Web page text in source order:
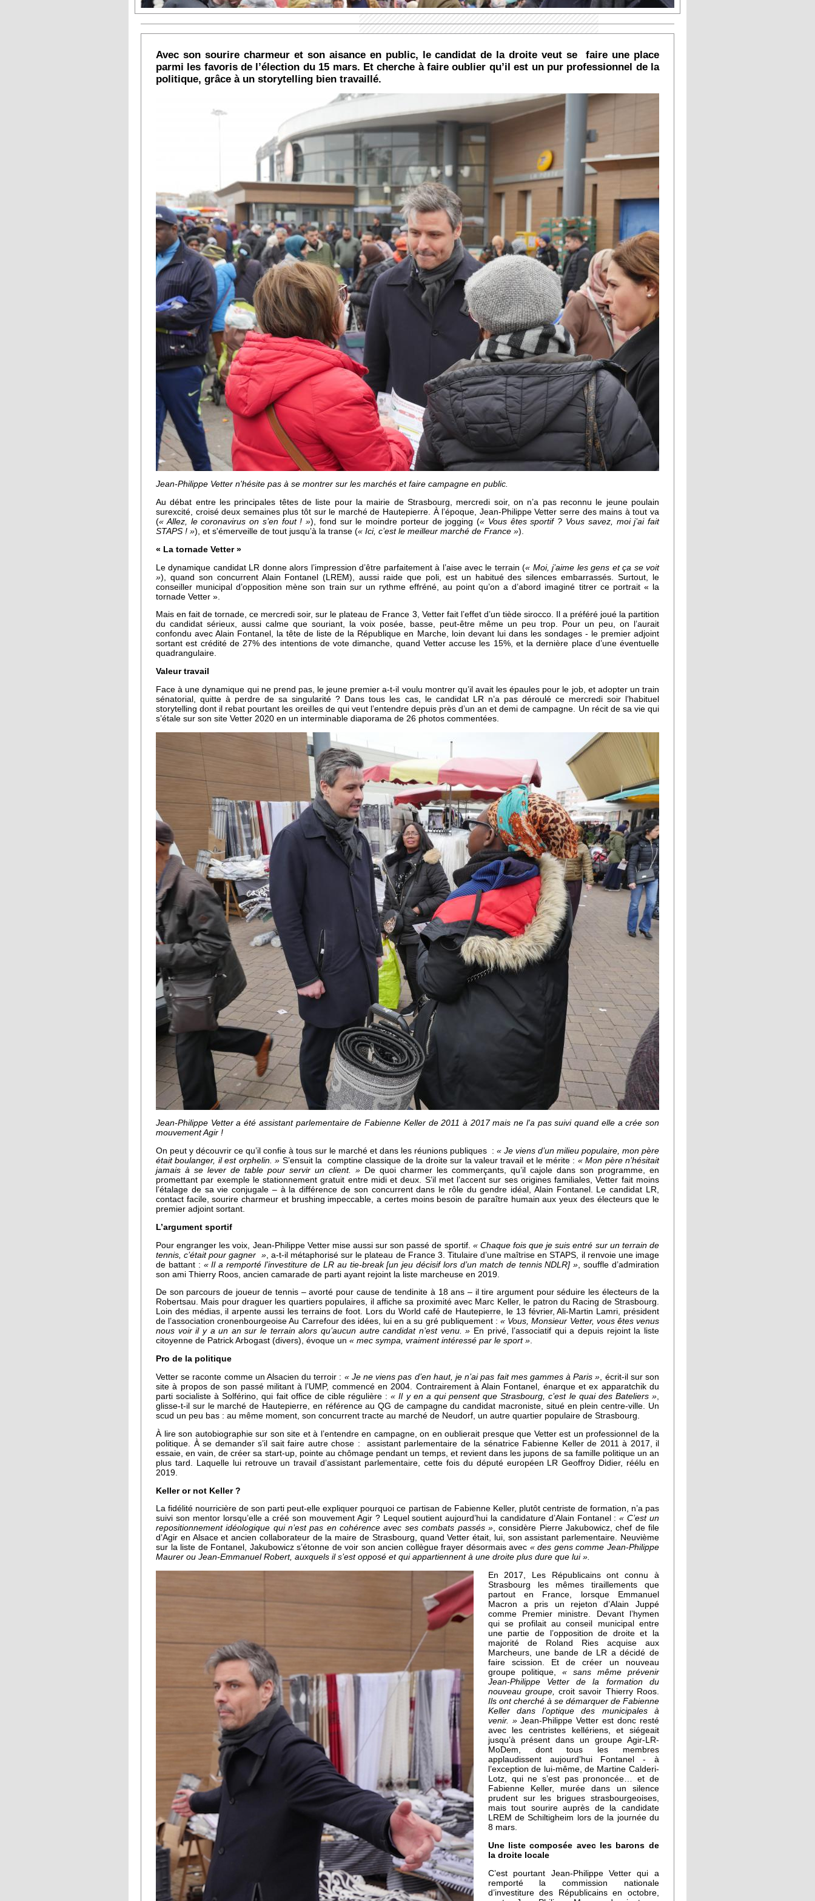
Avec son sourire charmeur et son aisance en public, le candidat de la droite veut se faire une place
parmi les favoris de l’élection du 15 mars. Et cherche à faire oublier qu’il est un pur professionnel de la
politique, grâce à un storytelling bien travaillé.
Jean-Philippe Vetter n'hésite pas à se montrer sur les marchés et faire campagne en public.
Au débat entre les principales têtes de liste pour la mairie de Strasbourg, mercredi soir, on n’a pas reconnu le jeune poulain
surexcité, croisé deux semaines plus tôt sur le marché de Hautepierre. À l’époque, Jean-Philippe Vetter serre des mains à tout va
(« Allez, le coronavirus on s’en fout ! »), fond sur le moindre porteur de jogging (« Vous êtes sportif ? Vous savez, moi j’ai fait
STAPS ! »), et s'émerveille de tout jusqu’à la transe (« Ici, c’est le meilleur marché de France »).
« La tornade Vetter »
Le dynamique candidat LR donne alors l’impression d’être parfaitement à l’aise avec le terrain (« Moi, j’aime les gens et ça se voit
»), quand son concurrent Alain Fontanel (LREM), aussi raide que poli, est un habitué des silences embarrassés. Surtout, le
conseiller municipal d’opposition mène son train sur un rythme effréné, au point qu’on a d’abord imaginé titrer ce portrait « la
tornade Vetter ».
Mais en fait de tornade, ce mercredi soir, sur le plateau de France 3, Vetter fait l’effet d’un tiède sirocco. Il a préféré joué la partition
du candidat sérieux, aussi calme que souriant, la voix posée, basse, peut-être même un peu trop. Pour un peu, on l’aurait
confondu avec Alain Fontanel, la tête de liste de la République en Marche, loin devant lui dans les sondages - le premier adjoint
sortant est crédité de 27% des intentions de vote dimanche, quand Vetter accuse les 15%, et la dernière place d’une éventuelle
quadrangulaire.
Valeur travail
Face à une dynamique qui ne prend pas, le jeune premier a-t-il voulu montrer qu’il avait les épaules pour le job, et adopter un train
sénatorial, quitte à perdre de sa singularité ? Dans tous les cas, le candidat LR n’a pas déroulé ce mercredi soir l’habituel
storytelling dont il rebat pourtant les oreilles de qui veut l’entendre depuis près d’un an et demi de campagne. Un récit de sa vie qui
s’étale sur son site Vetter 2020 en un interminable diaporama de 26 photos commentées.
Jean-Philippe Vetter a été assistant parlementaire de Fabienne Keller de 2011 à 2017 mais ne l'a pas suivi quand elle a crée son
mouvement Agir !
On peut y découvrir ce qu’il confie à tous sur le marché et dans les réunions publiques : « Je viens d’un milieu populaire, mon père
était boulanger, il est orphelin. » S’ensuit la comptine classique de la droite sur la valeur travail et le mérite : « Mon père n’hésitait
jamais à se lever de table pour servir un client. » De quoi charmer les commerçants, qu’il cajole dans son programme, en
promettant par exemple le stationnement gratuit entre midi et deux. S’il met l’accent sur ses origines familiales, Vetter fait moins
l’étalage de sa vie conjugale – à la différence de son concurrent dans le rôle du gendre idéal, Alain Fontanel. Le candidat LR,
contact facile, sourire charmeur et brushing impeccable, a certes moins besoin de paraître humain aux yeux des électeurs que le
premier adjoint sortant.
L’argument sportif
Pour engranger les voix, Jean-Philippe Vetter mise aussi sur son passé de sportif. « Chaque fois que je suis entré sur un terrain de
tennis, c’était pour gagner », a-t-il métaphorisé sur le plateau de France 3. Titulaire d’une maîtrise en STAPS, il renvoie une image
de battant : « Il a remporté l’investiture de LR au tie-break [un jeu décisif lors d’un match de tennis NDLR] » , souffle d’admiration
son ami Thierry Roos, ancien camarade de parti ayant rejoint la liste marcheuse en 2019.
De son parcours de joueur de tennis – avorté pour cause de tendinite à 18 ans – il tire argument pour séduire les électeurs de la
Robertsau. Mais pour draguer les quartiers populaires, il affiche sa proximité avec Marc Keller, le patron du Racing de Strasbourg.
Loin des médias, il arpente aussi les terrains de foot. Lors du World café de Hautepierre, le 13 février, Ali-Martin Lamri, président
de l’association cronenbourgeoise Au Carrefour des idées, lui en a su gré publiquement :« Vous, Monsieur Vetter, vous êtes venus
nous voir il y a un an sur le terrain alors qu’aucun autre candidat n’est venu. » En privé, l’associatif qui a depuis rejoint la liste
citoyenne de Patrick Arbogast (divers), évoque un « mec sympa, vraiment intéressé par le sport ».
Pro de la politique
Vetter se raconte comme un Alsacien du terroir : « Je ne viens pas d’en haut, je n’ai pas fait mes gammes à Paris » , écrit-il sur son
site à propos de son passé militant à l’UMP, commencé en 2004. Contrairement à Alain Fontanel, énarque et ex apparatchik du
parti socialiste à Solférino, qui fait office de cible régulière :« Il y en a qui pensent que Strasbourg, c’est le quai des Bateliers »
glisse-t-il sur le marché de Hautepierre, en référence au QG de campagne du candidat macroniste, situé en plein centre-ville. Un
scud un peu bas : au même moment, son concurrent tracte au marché de Neudorf, un autre quartier populaire de Strasbourg.
À lire son autobiographie sur son site et à l’entendre en campagne, on en oublierait presque que Vetter est un professionnel de la
politique. À se demander s’il sait faire autre chose : assistant parlementaire de la sénatrice Fabienne Keller de 2011 à 2017, il
essaie, en vain, de créer sa start-up, pointe au chômage pendant un temps, et revient dans les jupons de sa famille politique un an
plus tard. Laquelle lui retrouve un travail d’assistant parlementaire, cette fois du député européen LR Geoffroy Didier, réélu en
2019.
Keller or not Keller ?
La fidélité nourricière de son parti peut-elle expliquer pourquoi ce partisan de Fabienne Keller, plutôt centriste de formation, n’a pas
suivi son mentor lorsqu’elle a créé son mouvement Agir ? Lequel soutient aujourd’hui la candidature d’Alain Fontanel :« C’est un
repositionnement idéologique qui n’est pas en cohérence avec ses combats passés », considère Pierre Jakubowicz, chef de file
d’Agir en Alsace et ancien collaborateur de la maire de Strasbourg, quand Vetter était, lui, son assistant parlementaire. Neuvième
sur la liste de Fontanel, Jakubowicz s’étonne de voir son ancien collègue frayer désormais avec « des gens comme Jean-Philippe
Maurer ou Jean-Emmanuel Robert, auxquels il s’est opposé et qui appartiennent à une droite plus dure que lui ».
En 2017, Les Républicains ont connu à
Strasbourg les mêmes tiraillements que
partout en France, lorsque Emmanuel
Macron a pris un rejeton d’Alain Juppé
comme Premier ministre. Devant l’hymen
qui se profilait au conseil municipal entre
une partie de l’opposition de droite et la
majorité de Roland Ries acquise aux
Marcheurs, une bande de LR a décidé de
faire scission. Et de créer un nouveau
groupe politique, « sans même prévenir
Jean-Philippe Vetter de la formation du
nouveau groupe, croit savoir Thierry Roos.
Ils ont cherché à se démarquer de Fabienne
Keller dans l’optique des municipales à
venir. »Jean-Philippe Vetter est donc resté
avec les centristes kellériens, et siégeait
jusqu’à présent dans un groupe Agir-LR-
MoDem, dont tous les membres
applaudissent aujourd’hui Fontanel - à
l’exception de lui-même, de Martine Calderi-
Lotz, qui ne s’est pas prononcée… et de
Fabienne Keller, murée dans un silence
prudent sur les brigues strasbourgeoises,
mais tout sourire auprès de la candidate
LREM de Schiltigheim lors de la journée du
8 mars.
Une liste composée avec les barons de
la droite locale
C’est pourtant Jean-Philippe Vetter qui a
remporté la commission nationale
d’investiture des Républicains en octobre,